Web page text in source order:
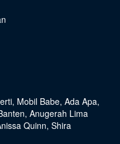
, Mobil Babe, Ada Apa,
, Anugerah Lima
Quinn, Shira